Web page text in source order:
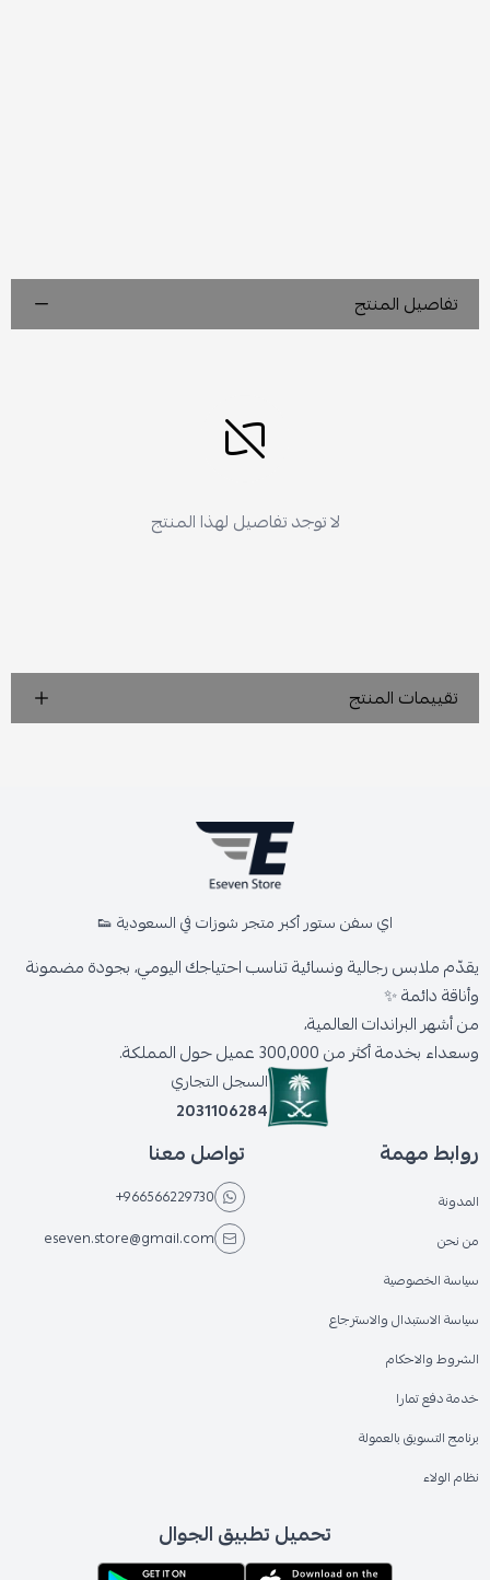
تفاصيل المنتج
لا توجد تفاصيل لهذا المنتج
تقييمات المنتج
اي سفن ستور أكبر متجر شوزات في السعودية 👟
يقدّم ملابس رجالية ونسائية تناسب احتياجك اليومي، بجودة مضمونة
وأناقة دائمة ✨
من أشهر البراندات العالمية،
وسعداء بخدمة أكثر من 300,000 عميل حول المملكة.
السجل التجاري
2031106284
روابط مهمة
المدونة
من نحن
سياسة الخصوصية
سياسة الاستبدال والاسترجاع
الشروط والاحكام
خدمة دفع تمارا
برنامج التسويق بالعمولة
نظام الولاء
تواصل معنا
+966566229730
eseven.store@gmail.com
تحميل تطبيق الجوال